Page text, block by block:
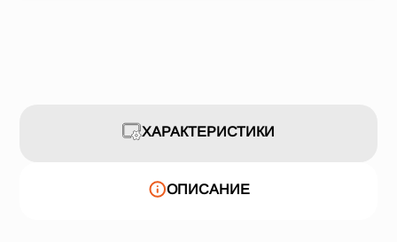
ХАРАКТЕРИСТИКИ
ОПИСАНИЕ